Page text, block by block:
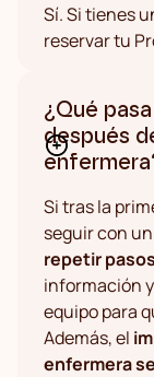
Sí. Si tienes
reservar tu
¿Qué
después
Si tras la
seguir con
repetir pasos
información
equipo para
Además, el
enfermera